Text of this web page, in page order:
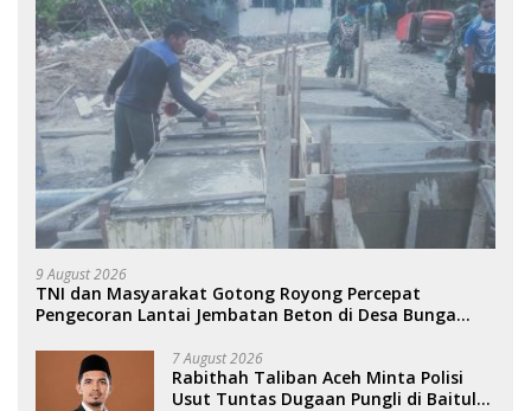
9 August 2026
TNI dan Masyarakat Gotong Royong Percepat
Pengecoran Lantai Jembatan Beton di Desa Bunga
7 August 2026
Rabithah Taliban Aceh Minta Polisi
Usut Tuntas Dugaan Pungli di Baitul